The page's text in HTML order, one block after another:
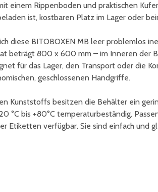
einem Rippenboden und praktischen
ist, kostbaren Platz im Lager oder
diese BITOBOXEN MB leer problemlos
beträgt 800 x 600 mm – im Inneren der
für das Lager, den Transport oder die
geschlossenen Handgriffe.
Kunststoffs besitzen die Behälter ein
°C bis +80°C temperaturbeständig.
Etiketten verfügbar. Sie sind einfach und